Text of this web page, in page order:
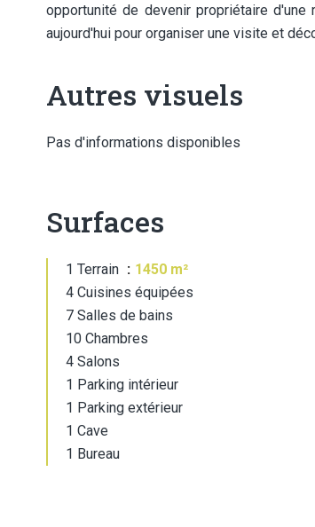
opportunité de devenir propriétaire
aujourd'hui pour organiser une visite et
Autres visuels
Pas d'informations disponibles
Surfaces
1 Terrain
1450 m²
4 Cuisines équipées
7 Salles de bains
10 Chambres
4 Salons
1 Parking intérieur
1 Parking extérieur
1 Cave
1 Bureau